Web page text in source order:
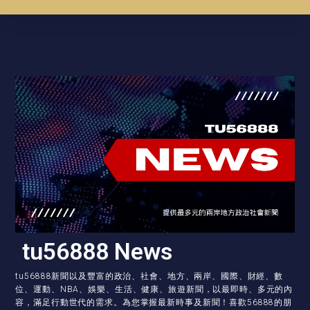
tu56888 News
tu56888新聞以及豐富的政治、社會、地方、兩岸、國際、財經、數
位、運動、NBA、娛樂、生活、健康、旅遊新聞，以最即時、多元的內
容，滿足行動世代的需求。為您掌握最新時事及新聞！喜歡56888的朋